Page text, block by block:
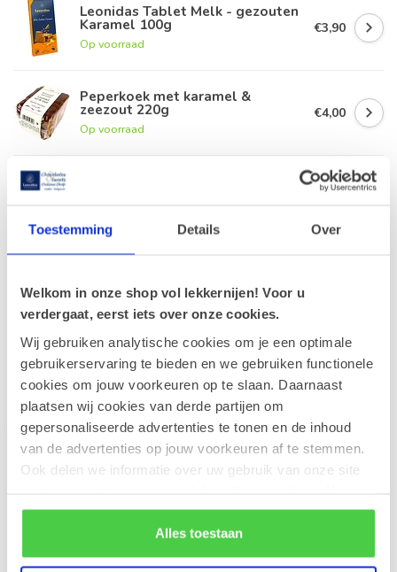
Toestemming Details Over
Welkom in onze shop vol lekkernijen! Voor u
verdergaat, eerst iets over onze cookies.
Wij gebruiken analytische cookies om je een optimale
gebruikerservaring te bieden en we gebruiken functionele
cookies om jouw voorkeuren op te slaan. Daarnaast
plaatsen wij cookies van derde partijen om
gepersonaliseerde advertenties te tonen en de inhoud
van de advertenties op jouw voorkeuren af te stemmen.
Ook delen we informatie over uw gebruik van onze site
rekening mee dat als je bepaalde cookies blokkeert, het
de correcte werking van de website kan verstoren.
Alles toestaan
Leonidas Tablet Melk - gezouten
Karamel 100g
Op voorraad
€3,90
Peperkoek met karamel &
zeezout 220g
Op voorraad
€4,00
€5,90
Op voorraad
Recent bekeken